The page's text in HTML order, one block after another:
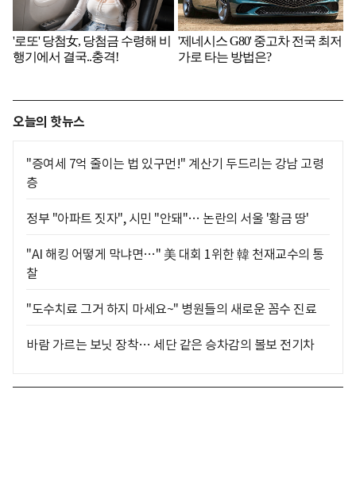
오늘의 핫뉴스
"증여세 7억 줄이는 법 있구먼!" 계산기 두드리는 강남 고령
층
정부 "아파트 짓자", 시민 "안돼"… 논란의 서울 '황금 땅'
"AI 해킹 어떻게 막냐면…" 美 대회 1위한 韓 천재교수의 통
찰
"도수치료 그거 하지 마세요~" 병원들의 새로운 꼼수 진료
바람 가르는 보닛 장착… 세단 같은 승차감의 볼보 전기차